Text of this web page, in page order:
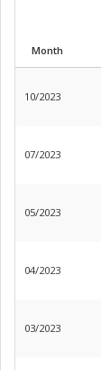
Month
10/2023
07/2023
05/2023
04/2023
03/2023